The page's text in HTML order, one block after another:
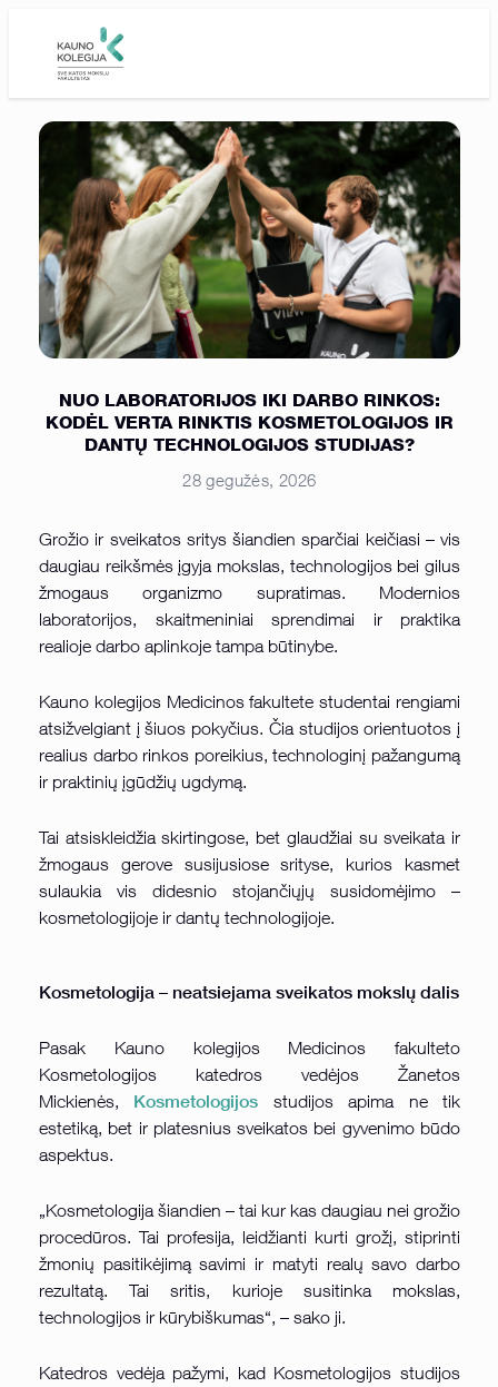
NUO LABORATORIJOS IKI DARBO RINKOS:
KODĖL VERTA RINKTIS KOSMETOLOGIJOS IR
DANTŲ TECHNOLOGIJOS STUDIJAS?
28 gegužės, 2026
Grožio ir sveikatos sritys šiandien sparčiai keičiasi – vis
daugiau reikšmės įgyja mokslas, technologijos bei gilus
žmogaus organizmo supratimas. Modernios
laboratorijos, skaitmeniniai sprendimai ir praktika
realioje darbo aplinkoje tampa būtinybe.
Kauno kolegijos Medicinos fakultete studentai rengiami
atsižvelgiant į šiuos pokyčius. Čia studijos orientuotos į
realius darbo rinkos poreikius, technologinį pažangumą
ir praktinių įgūdžių ugdymą.
Tai atsiskleidžia skirtingose, bet glaudžiai su sveikata ir
žmogaus gerove susijusiose srityse, kurios kasmet
sulaukia vis didesnio stojančiųjų susidomėjimo –
kosmetologijoje ir dantų technologijoje.
Kosmetologija – neatsiejama sveikatos mokslų dalis
Pasak Kauno kolegijos Medicinos fakulteto
Kosmetologijos katedros vedėjos Žanetos
Mickienės, Kosmetologijos studijos apima ne tik
estetiką, bet ir platesnius sveikatos bei gyvenimo būdo
aspektus.
„Kosmetologija šiandien – tai kur kas daugiau nei grožio
procedūros. Tai profesija, leidžianti kurti grožį, stiprinti
žmonių pasitikėjimą savimi ir matyti realų savo darbo
rezultatą. Tai sritis, kurioje susitinka mokslas,
technologijos ir kūrybiškumas“, – sako ji.
Katedros vedėja pažymi, kad Kosmetologijos studijos